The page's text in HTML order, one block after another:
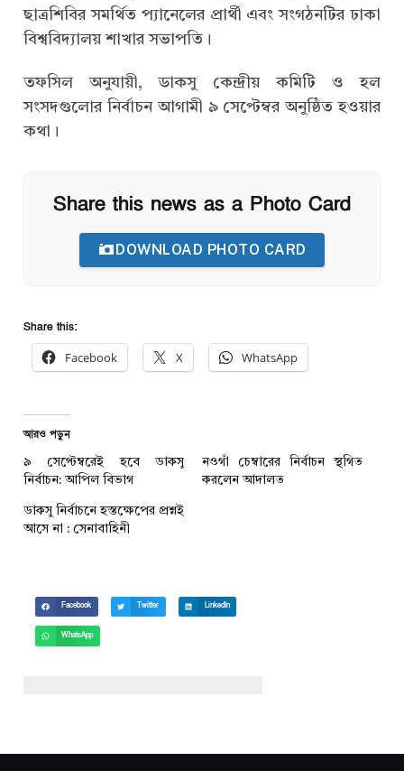
ছাত্রশিবির সমর্থিত প্যানেলের প্রার্থী এবং সংগঠনটির ঢাকা
বিশ্ববিদ্যালয় শাখার সভাপতি।
তফসিল অনুযায়ী, ডাকসু কেন্দ্রীয় কমিটি ও হল
সংসদগুলোর নির্বাচন আগামী ৯ সেপ্টেম্বর অনুষ্ঠিত হওয়ার
কথা।
Share this news as a Photo Card
DOWNLOAD PHOTO CARD
Share this:
Facebook X WhatsApp
আরও পড়ুন
৯ সেপ্টেম্বরেই হবে ডাকসু
নির্বাচন: আপিল বিভাগ
নওগাঁ চেম্বারের নির্বাচন স্থগিত
করলেন আদালত
ডাকসু নির্বাচনে হস্তক্ষেপের প্রশ্নই
আসে না : সেনাবাহিনী
Facebook Twitter LinkedIn
WhatsApp